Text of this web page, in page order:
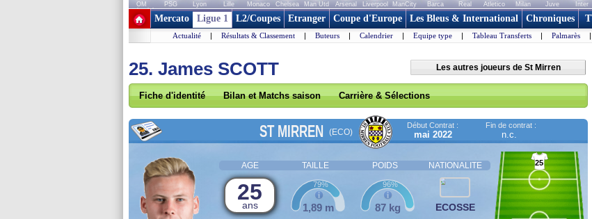
OM PSG Lyon Lille Monaco Chelsea Man Utd Arsenal Liverpool ManCity Barca Real Atletico Milan Juve Inter
+ de clubs
Mercato Ligue 1 L2/Coupes Etranger Coupe d'Europe Les Bleus & International Chroniques
Actualité | Résultats & Classement | Buteurs | Calendrier | Equipe type | Tableau Transferts | Palmarès |
25. James SCOTT Les autres joueurs de St Mirren
Fiche d'identité Bilan et Matchs saison Carrière & Sélections
ST MIRREN (ECO)
Début Contrat :
mai 2022
Fin de contrat :
n.c.
AGE TAILLE POIDS NATIONALITE
25
ans 1,89 m
79%
87 kg
96%
ECOSSE
25